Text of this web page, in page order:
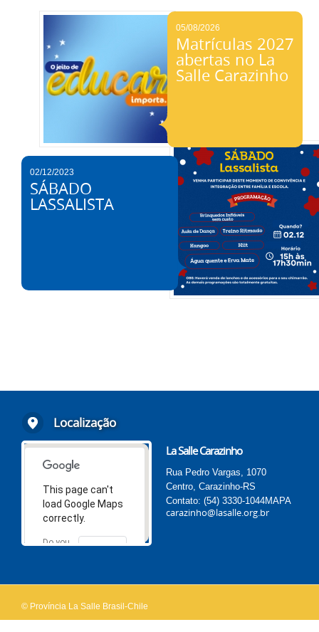
05/08/2026
Matrículas 2027
abertas no La
Salle Carazinho
02/12/2023
SÁBADO
LASSALISTA
Localização
This page can't
load Google Maps
correctly.
Do you
OK
La Salle Carazinho
Rua Pedro Vargas, 1070
Centro, Carazinho-RS
Contato: (54) 3330-1044MAPA
carazinho@lasalle.org.br
© Província La Salle Brasil-Chile